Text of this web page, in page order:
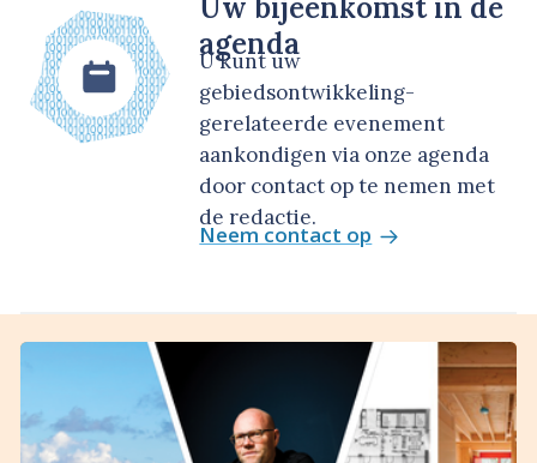
Uw bijeenkomst in de
agenda
U kunt uw
gebiedsontwikkeling-
gerelateerde evenement
aankondigen via onze agenda
door contact op te nemen met
de redactie.
Neem contact op